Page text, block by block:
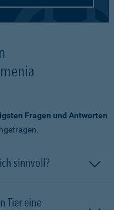
Fragen und Antworten
sinnvoll?
Tier eine